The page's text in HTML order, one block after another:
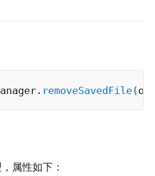
. removeSavedFile(
属性如下：